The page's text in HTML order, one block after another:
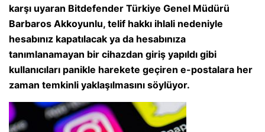
karşı uyaran Bitdefender Türkiye Genel Müdürü
Barbaros Akkoyunlu, telif hakkı ihlali nedeniyle
hesabınız kapatılacak ya da hesabınıza
tanımlanamayan bir cihazdan giriş yapıldı gibi
kullanıcıları panikle harekete geçiren e-postalara her
zaman temkinli yaklaşılmasını söylüyor.